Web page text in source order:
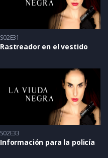
S02E31
Rastreador en el vestido
S02E33
Información para la policía